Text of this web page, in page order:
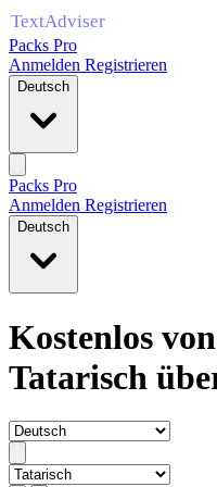
Packs Pro
Anmelden Registrieren
Deutsch
Packs Pro
Anmelden Registrieren
Deutsch
Kostenlos
Tatarisch